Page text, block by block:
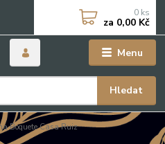
Menu
Hledat
0 ks
za 0,00 Kč
Boquete Casa Ruiz